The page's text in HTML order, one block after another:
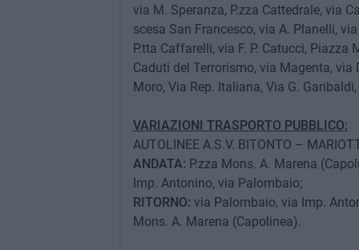
via M. Speranza, P.zza Cattedrale, via
scesa San Francesco, via A. Planelli,
P.tta Caffarelli, via F. P. Catucci,
Caduti del Terrorismo, via Magenta, via
Moro, Via Rep. Italiana, Via G.
VARIAZIONI TRASPORTO PUBBLICO:
AUTOLINEE A.S.V. BITONTO –
ANDATA: P.zza Mons. A. Marena
Imp. Antonino, via Palombaio;
RITORNO: via Palombaio, via Imp.
Mons. A. Marena (Capolinea).